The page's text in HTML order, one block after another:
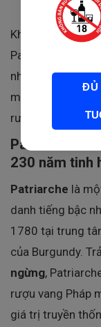
Không chỉ thể
Patriarche, chai
những tín đồ
mê khám phá
rượu.
Patriarche –
230 năm tinh
Patriarche là
danh tiếng bậc
1780 tại trung
của Burgundy.
ngừng,
rượu vang Pháp
giá trị truyền
ĐỦ